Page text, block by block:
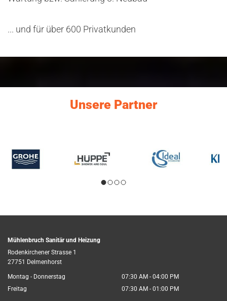
... und für über 600 Privatkunden
Unsere Partner
Mühlenbruch Sanitär und Heizung
Rodenkirchener Strasse 1
27751 Delmenhorst
Montag - Donnerstag
07:30 AM - 04:00 PM
Freitag
07:30 AM - 01:00 PM